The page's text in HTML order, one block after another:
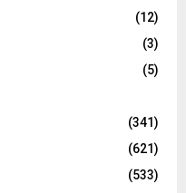
(12)
(3)
(5)
(341)
(621)
(533)